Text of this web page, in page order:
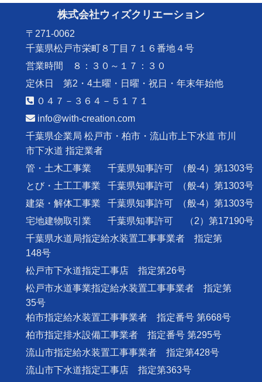
株式会社ウィズクリエーション
〒271-0062
千葉県松戸市栄町８丁目７１６番地４号
営業時間 ８：３０～１７：３０
定休日 第2・4土曜・日曜・祝日・年末年始他
０４７－３６４－５１７１
info@with-creation.com
千葉県企業局 松戸市・柏市・流山市上下水道 市川
市下水道 指定業者
管・土木工事業
千葉県知事許可
（般-4）第1303号
とび・土工工事業
千葉県知事許可
（般-4）第1303号
建築・解体工事業
千葉県知事許可
（般-4）第1303号
宅地建物取引業
千葉県知事許可
（2）第17190号
千葉県水道局指定給水装置工事事業者 指定第
148号
松戸市下水道指定工事店 指定第26号
松戸市水道事業指定給水装置工事事業者 指定第
35号
柏市指定給水装置工事事業者 指定番号 第668号
柏市指定排水設備工事業者 指定番号 第295号
流山市指定給水装置工事事業者 指定第428号
流山市下水道指定工事店 指定第363号